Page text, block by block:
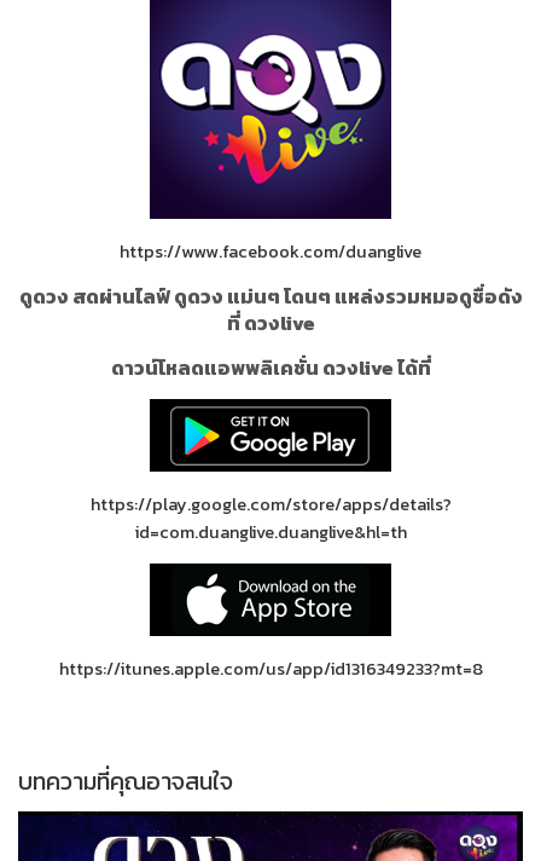
https://www.facebook.com/duanglive
ดูดวง สดผ่านไลฟ์ ดูดวง แม่นๆ โดนๆ แหล่งรวมหมอดูชื่อดัง
ที่ ดวงlive
ดาวน์โหลดแอพพลิเคชั่น ดวงlive ได้ที่
https://play.google.com/store/apps/details?
id=com.duanglive.duanglive&hl=th
https://itunes.apple.com/us/app/id1316349233?mt=8
บทความที่คุณอาจสนใจ